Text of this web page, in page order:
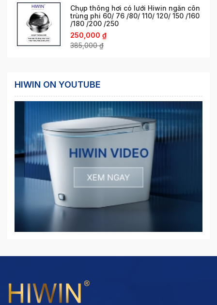
Chụp thông hơi có lưới Hiwin ngăn côn
trùng phi 60/ 76 /80/ 110/ 120/ 150 /160
/180 /200 /250
250,000 ₫
385,000₫
HIWIN ON YOUTUBE